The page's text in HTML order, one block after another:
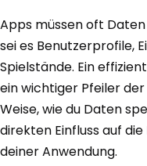
Apps müssen oft
sei es Benutzerprofile,
Spielstände. Ein
ein wichtiger Pfeiler
Weise, wie du Daten
direkten Einfluss auf
deiner Anwendung.